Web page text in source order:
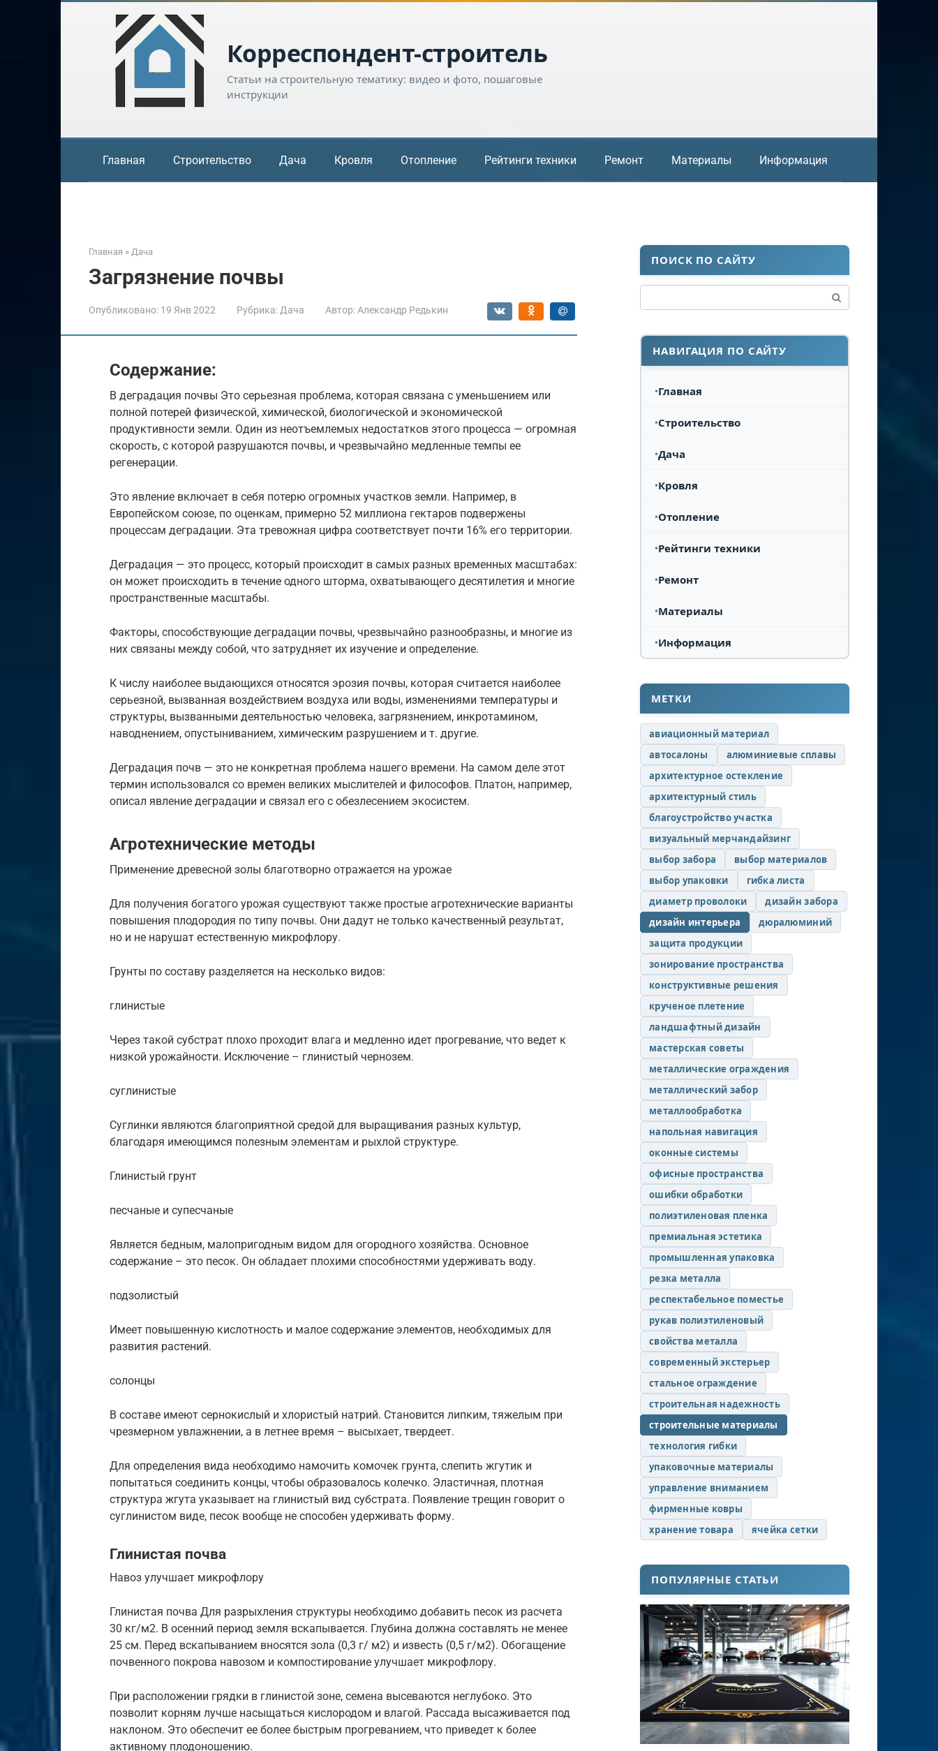
Корреспондент-строитель
Статьи на строительную тематику: видео и фото, пошаговые
инструкции
Главная Строительство Дача Кровля Отопление Рейтинги техники Ремонт Материалы Информация
Главная » Дача
Загрязнение почвы
Опубликовано: 19 Янв 2022 Рубрика: Дача Автор: Александр Редькин
Содержание:
В деградация почвы Это серьезная проблема, которая связана с уменьшением или
полной потерей физической, химической, биологической и экономической
продуктивности земли. Один из неотъемлемых недостатков этого процесса — огромная
скорость, с которой разрушаются почвы, и чрезвычайно медленные темпы ее
регенерации.
Это явление включает в себя потерю огромных участков земли. Например, в
Европейском союзе, по оценкам, примерно 52 миллиона гектаров подвержены
процессам деградации. Эта тревожная цифра соответствует почти 16% его территории.
Деградация — это процесс, который происходит в самых разных временных масштабах:
он может происходить в течение одного шторма, охватывающего десятилетия и многие
пространственные масштабы.
Факторы, способствующие деградации почвы, чрезвычайно разнообразны, и многие из
них связаны между собой, что затрудняет их изучение и определение.
К числу наиболее выдающихся относятся эрозия почвы, которая считается наиболее
серьезной, вызванная воздействием воздуха или воды, изменениями температуры и
структуры, вызванными деятельностью человека, загрязнением, инкротамином,
наводнением, опустыниванием, химическим разрушением и т. другие.
Деградация почв — это не конкретная проблема нашего времени. На самом деле этот
термин использовался со времен великих мыслителей и философов. Платон, например,
описал явление деградации и связал его с обезлесением экосистем.
Агротехнические методы
Применение древесной золы благотворно отражается на урожае
Для получения богатого урожая существуют также простые агротехнические варианты
повышения плодородия по типу почвы. Они дадут не только качественный результат,
но и не нарушат естественную микрофлору.
Грунты по составу разделяется на несколько видов:
глинистые
Через такой субстрат плохо проходит влага и медленно идет прогревание, что ведет к
низкой урожайности. Исключение – глинистый чернозем.
суглинистые
Суглинки являются благоприятной средой для выращивания разных культур,
благодаря имеющимся полезным элементам и рыхлой структуре.
Глинистый грунт
песчаные и супесчаные
Является бедным, малопригодным видом для огородного хозяйства. Основное
содержание – это песок. Он обладает плохими способностями удерживать воду.
подзолистый
Имеет повышенную кислотность и малое содержание элементов, необходимых для
развития растений.
солонцы
В составе имеют сернокислый и хлористый натрий. Становится липким, тяжелым при
чрезмерном увлажнении, а в летнее время – высыхает, твердеет.
Для определения вида необходимо намочить комочек грунта, слепить жгутик и
попытаться соединить концы, чтобы образовалось колечко. Эластичная, плотная
структура жгута указывает на глинистый вид субстрата. Появление трещин говорит о
суглинистом виде, песок вообще не способен удерживать форму.
Глинистая почва
Навоз улучшает микрофлору
Глинистая почва Для разрыхления структуры необходимо добавить песок из расчета
30 кг/м2. В осенний период земля вскапывается. Глубина должна составлять не менее
25 см. Перед вскапыванием вносятся зола (0,3 г/ м2) и известь (0,5 г/м2). Обогащение
почвенного покрова навозом и компостирование улучшает микрофлору.
При расположении грядки в глинистой зоне, семена высеваются неглубоко. Это
позволит корням лучше насыщаться кислородом и влагой. Рассада высаживается под
наклоном. Это обеспечит ее более быстрым прогреванием, что приведет к более
активному плодоношению.
ПОИСК ПО САЙТУ
НАВИГАЦИЯ ПО САЙТУ
Главная
Строительство
Дача
Кровля
Отопление
Рейтинги техники
Ремонт
Материалы
Информация
МЕТКИ
авиационный материал
автосалоны
алюминиевые сплавы
архитектурное остекление
архитектурный стиль
благоустройство участка
визуальный мерчандайзинг
выбор забора
выбор материалов
выбор упаковки
гибка листа
диаметр проволоки
дизайн забора
дизайн интерьера
дюралюминий
защита продукции
зонирование пространства
конструктивные решения
крученое плетение
ландшафтный дизайн
мастерская советы
металлические ограждения
металлический забор
металлообработка
напольная навигация
оконные системы
офисные пространства
ошибки обработки
полиэтиленовая пленка
премиальная эстетика
промышленная упаковка
резка металла
респектабельное поместье
рукав полиэтиленовый
свойства металла
современный экстерьер
стальное ограждение
строительная надежность
строительные материалы
технология гибки
упаковочные материалы
управление вниманием
фирменные ковры
хранение товара
ячейка сетки
ПОПУЛЯРНЫЕ СТАТЬИ